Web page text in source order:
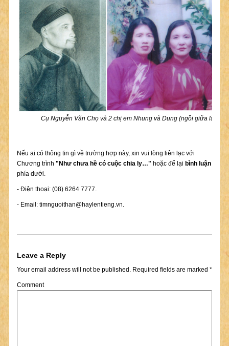
Cụ Nguyễn Văn Chọ và 2 chị em Nhung và Dung (ngồi giữa là em
Nếu ai có thông tin gì về trường hợp này, xin vui lòng liên lạc với
Chương trình "Như chưa hề có cuộc chia ly…" hoặc để lại bình luận
phía dưới.
- Điện thoại: (08) 6264 7777.
- Email: timnguoithan@haylentieng.vn.
Leave a Reply
Your email address will not be published.Required fields are marked *
Comment